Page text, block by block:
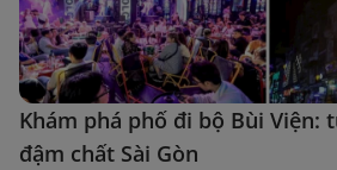
Khám phá phố đi bộ Bùi Viện:
đậm chất Sài Gòn